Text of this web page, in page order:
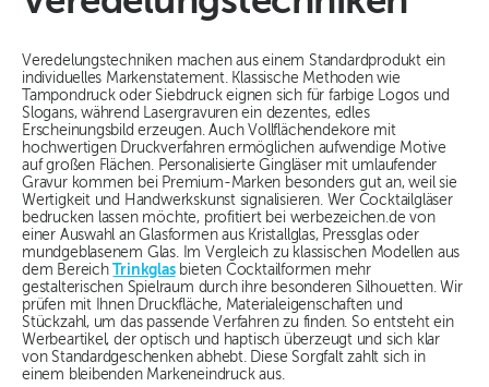
Veredelungstechniken machen aus einem Standardprodukt ein
individuelles Markenstatement. Klassische Methoden wie
Tampondruck oder Siebdruck eignen sich für farbige Logos und
Slogans, während Lasergravuren ein dezentes, edles
Erscheinungsbild erzeugen. Auch Vollflächendekore mit
hochwertigen Druckverfahren ermöglichen aufwendige Motive
auf großen Flächen. Personalisierte Gingläser mit umlaufender
Gravur kommen bei Premium-Marken besonders gut an, weil sie
Wertigkeit und Handwerkskunst signalisieren. Wer Cocktailgläser
bedrucken lassen möchte, profitiert bei werbezeichen.de von
einer Auswahl an Glasformen aus Kristallglas, Pressglas oder
mundgeblasenem Glas. Im Vergleich zu klassischen Modellen aus
dem Bereich
Trinkglasbieten Cocktailformen mehr
gestalterischen Spielraum durch ihre besonderen Silhouetten. Wir
prüfen mit Ihnen Druckfläche, Materialeigenschaften und
Stückzahl, um das passende Verfahren zu finden. So entsteht ein
Werbeartikel, der optisch und haptisch überzeugt und sich klar
von Standardgeschenken abhebt. Diese Sorgfalt zahlt sich in
einem bleibenden Markeneindruck aus.